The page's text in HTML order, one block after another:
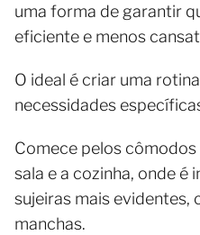
uma forma de garantir
eficiente e menos
O ideal é criar uma
necessidades
Comece pelos
sala e a cozinha, onde
sujeiras mais evidentes,
manchas.